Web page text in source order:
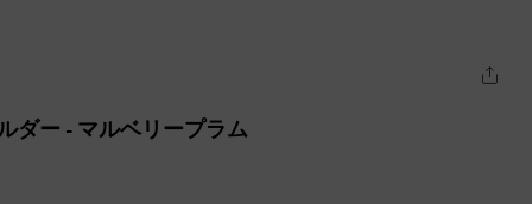
ダー - マルベリープラム